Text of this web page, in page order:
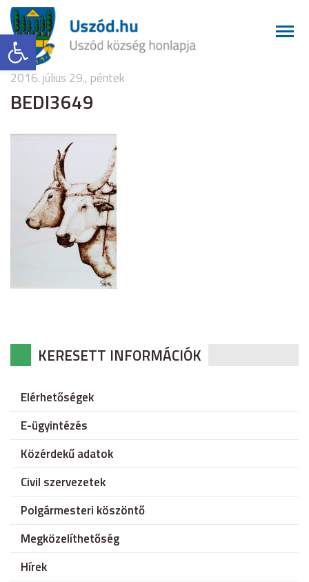
Eszköztár megnyitása
2016. július 29., péntek
BEDI3649
KERESETT INFORMÁCIÓK
Elérhetőségek
E-ügyintézés
Közérdekű adatok
Civil szervezetek
Polgármesteri köszöntő
Megközelíthetőség
Hírek